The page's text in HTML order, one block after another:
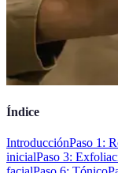
Índice
IntroducciónPaso 1:
inicialPaso 3: